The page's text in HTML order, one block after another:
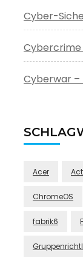
Cyber-
Cyberwar –
Acer
ChromeOS
fabrik6